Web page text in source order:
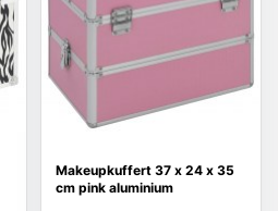
Makeupkuffert 37 x 24 x 35
cm pink aluminium